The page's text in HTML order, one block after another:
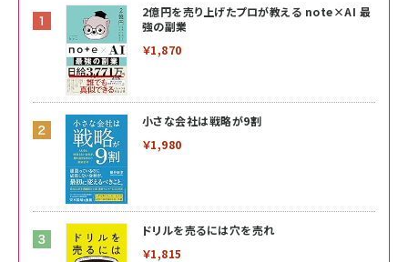
2億円を売り上げたプロが教える note×AI 最
強の副業
￥1,870
小さな会社は戦略が9割
￥1,980
ドリルを売るには穴を売れ
￥1,815